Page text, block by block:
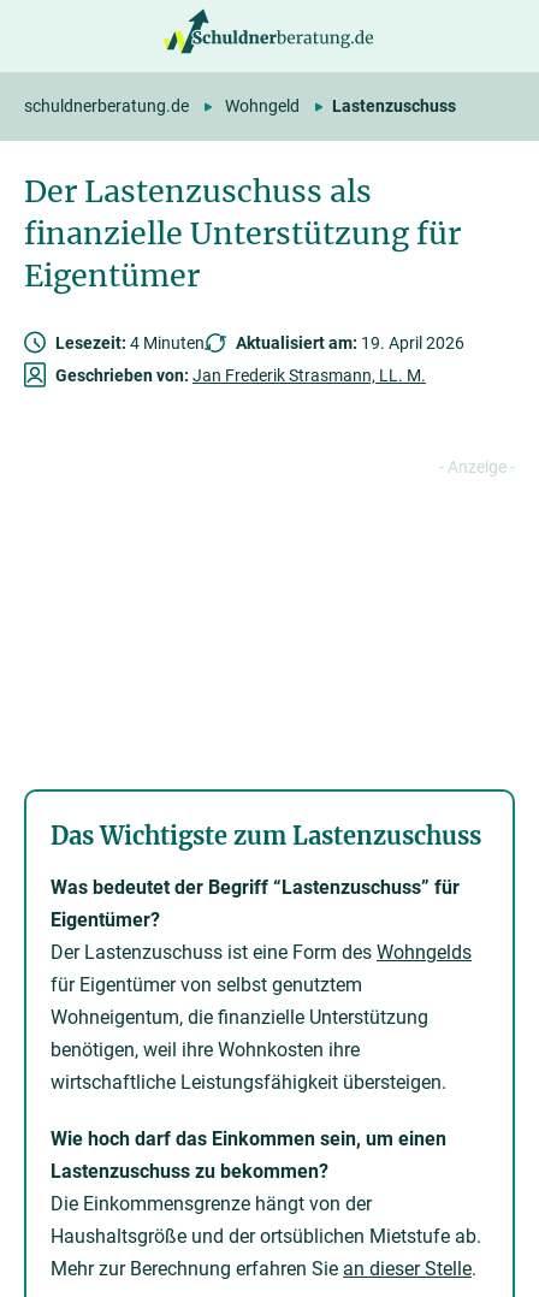
Der Lastenzuschuss als
finanzielle Unterstützung für
Eigentümer
schuldnerberatung.de Wohngeld Lastenzuschuss
Lesezeit: 4 Minuten Aktualisiert am: 19. April 2026
Geschrieben von: Jan Frederik Strasmann, LL. M.
Das Wichtigste zum Lastenzuschuss
Was bedeutet der Begriff “Lastenzuschuss” für
Eigentümer?
Der Lastenzuschuss ist eine Form des Wohngelds
für Eigentümer von selbst genutztem
Wohneigentum, die finanzielle Unterstützung
benötigen, weil ihre Wohnkosten ihre
wirtschaftliche Leistungsfähigkeit übersteigen.
Wie hoch darf das Einkommen sein, um einen
Lastenzuschuss zu bekommen?
Die Einkommensgrenze hängt von der
Haushaltsgröße und der ortsüblichen Mietstufe ab.
Mehr zur Berechnung erfahren Sie an dieser Stelle.